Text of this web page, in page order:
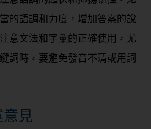
的語調和力度，增加答案的說
意文法和字彙的正確使用，尤
詞時，要避免發音不清或用詞
見